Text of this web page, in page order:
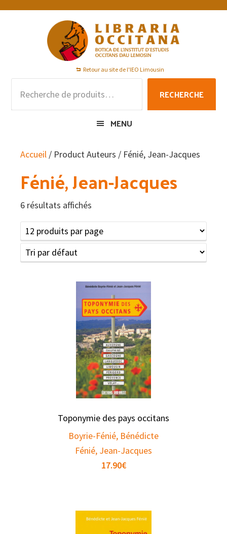
Passer
Passer
Passer
Retour au site de l'IEO Limousin
pour :
RECHERCHE
MENU
Accueil / Product Auteurs / Fénié, Jean-Jacques
Fénié, Jean-Jacques
6 résultats affichés
Toponymie des pays occitans
Boyrie-Fénié, Bénédicte
Fénié, Jean-Jacques
17.90€